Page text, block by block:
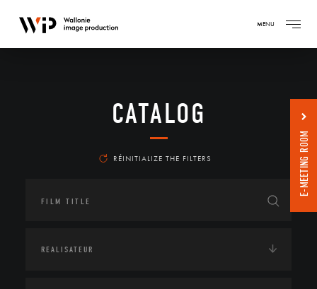
MENU
CATALOG
RÉINITIALIZE THE FILTERS E-MEETING ROOM